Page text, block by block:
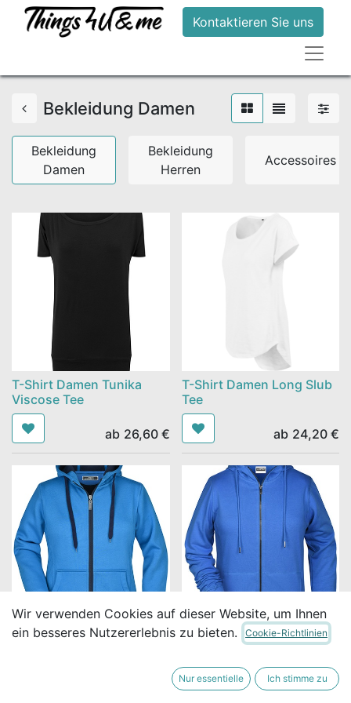
Kontaktieren Sie uns
Bekleidung Damen
Bekleidung
Damen
Bekleidung
Herren
Accessoires
T-Shirt Damen Tunika
Viscose Tee
ab 26,60€
T-Shirt Damen Long Slub
Tee
ab 24,20 €
Ladies' Doubleface Jacket Ladies' Zip Hoody
ab 54,80€
Wir verwenden Cookies auf dieser Website, um Ihnen
ein besseres Nutzererlebnis zu bieten.
Cookie-Richtlinien
Nur essentielle Ich stimme zu